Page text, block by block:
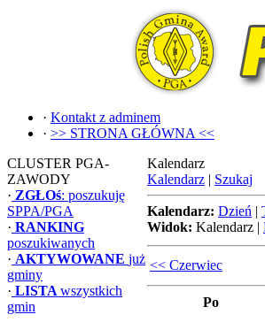
· Kontakt z adminem
· >> STRONA GŁÓWNA <<
CLUSTER PGA-
ZAWODY
· ZGŁOś: poszukuję
SPPA/PGA
· RANKING
poszukiwanych
· AKTYWOWANE już
gminy
· LISTA wszystkich
gmin
Kalendarz
Kalendarz | Szukaj
Kalendarz: Dzień |
Widok: Kalendarz |
<< Czerwiec
Po